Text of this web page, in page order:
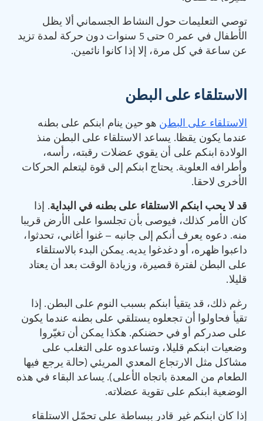
توصي التعليمات حول النشاط الجسماني ألا يظل
الأطفال في عمر 0 حتى 5 سنوات دون حركة لمدة تزيد
عن ساعة في كل مرة، إلا إذا كانوا نائمين.
الاستلقاء على البطن
الاستلقاء على البطن هو حين ينام ابنكم على بطنه
عندما يكون يقظا. يساعد الاستلقاء على البطن منذ
الولادة ابنكم على أن يقوي عضلات رقبته، رأسه،
وأطرافه العلوية. يحتاج ابنكم إلى قوة ليتعلم الحركات
الأخرى لاحقا.
قد لا يحب ابنكم الاستلقاء على بطنه في البداية. إذا
كان الأمر كذلك، فيوصى بأن تجلسوا على الأرض قريبا
منه. دعوه يعرف أنكم إلى جانبه – غنوا أغاني، تحدثوا،
داعبوا ظهره، أو دغدغوا يديه. يمكن البدء بالاستلقاء
على البطن لفترة قصيرة، وزيادة الوقت بعد أن يعتاد
قليلا.
رغم ذلك، قد يتقيأ ابنكم بسبب النوم على البطن. إذا
تقيأ فحاولوا أن تجعلوه يستلقي على بطنه عندما يكون
على صدركم أو في حضنكم. هكذا يمكن أن تغيّروا
وضعيات ابنكم قليلا، وتساعدوه على التغلب على
مشاكل مثل الارتجاع المعدي المريئي (حالة يرجع فيها
الطعام من المعدة باتجاه الأعلى). يساعد البقاء في هذه
الوضعية ابنكم على تقوية عضلاته.
إذا كان ابنكم غير قادر ببساطة على تحمّل الاستلقاء